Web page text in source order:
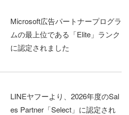
Microsoft広告パートナープログラ
ムの最上位である「Elite」ランク
に認定されました
LINEヤフーより、2026年度のSal
es Partner「Select」に認定され